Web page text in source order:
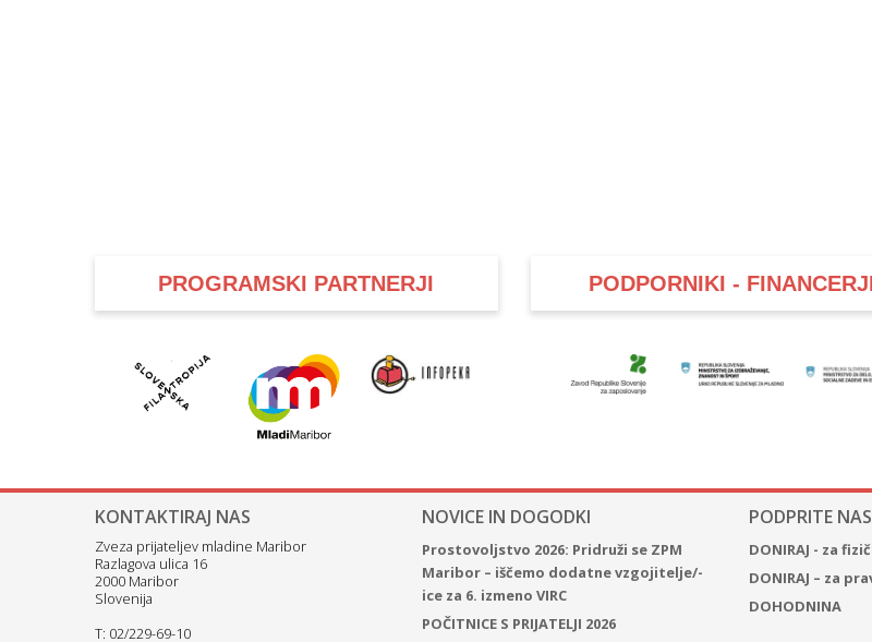
PROGRAMSKI PARTNERJI PODPORNIKI -
KONTAKTIRAJ NAS
Zveza prijateljev mladine Maribor
Razlagova ulica 16
2000 Maribor
Slovenija
T: 02/229-69-10
NOVICE IN DOGODKI
Prostovoljstvo 2026: Pridruži se ZPM
Maribor – iščemo dodatne vzgojitelje/-
ice za 6. izmeno VIRC
POČITNICE S PRIJATELJI 2026
PODPRITE NAS
DONIRAJ - za
DONIRAJ – za
DOHODNINA